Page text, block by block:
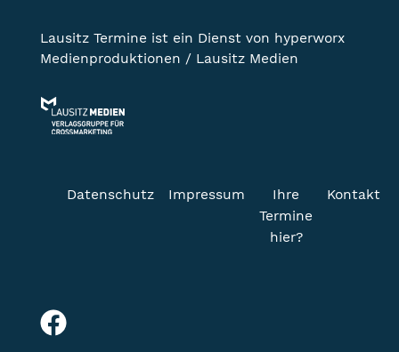
Lausitz Termine ist ein Dienst von hyperworx
Medienproduktionen / Lausitz Medien
Datenschutz Impressum
Ihre
Termine
hier?
Kontakt